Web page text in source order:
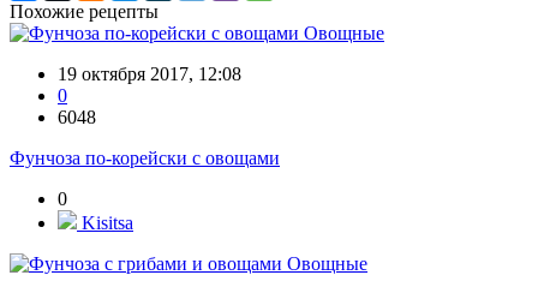
Похожие рецепты
Овощные
19 октября 2017, 12:08
0
6048
Фунчоза по-корейски с овощами
0
Kisitsa
Овощные